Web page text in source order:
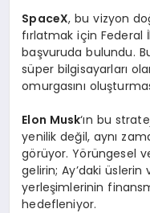
SpaceX, bu vizyon
fırlatmak için Federal
başvuruda bulundu.
süper bilgisayarları
omurgasını
Elon Musk‘ın bu
yenilik değil, aynı
görüyor. Yörüngesel
gelirin; Ay’daki üslerin
yerleşimlerinin
hedefleniyor.